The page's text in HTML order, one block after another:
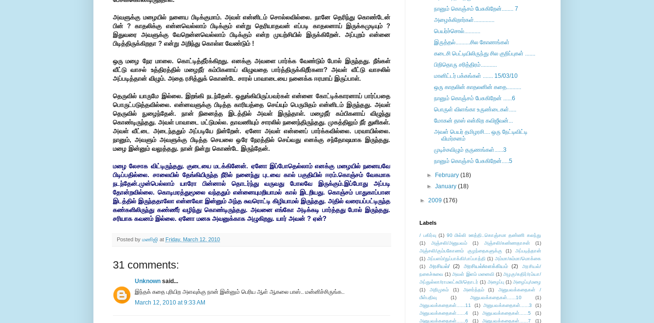
அவளுக்கு மழையில் நனைய பிடிக்குமாம். அவள் என்னிடம் சொல்லவில்லை. நானே தெரிந்து கொண்டேன்
பின் ? காதலிக்கு என்னவெல்லாம் பிடிக்கும் என்று தெரியாதவன் எப்படி காதலனாய் இருக்கமுடியும் ?
இதுவரை அவளுக்கு வேறென்னவெல்லாம் பிடிக்கும் என்ற முயற்சியில் இருக்கிறேன். அப்புறம் என்னை
பிடித்திருக்கிறதா ? என்று அறிந்து கொள்ள வேண்டும் !
ஒரு மழை நேர மாலை. கொட்டித்தீர்க்கிறது. எனக்கு அவளை பார்க்க வேண்டும் போல் இருந்தது. நீங்கள்
வீட்டு வாசல் உத்திரத்தில் மழைநீர் கம்பிகளாய் விழுவதை பார்த்திருக்கிறீர்களா? அவள் வீட்டு வாசலில்
அப்படித்தான் விழும். அதை ரசித்துக் கொண்டே சாரல் பாவாடையை நனைக்க ஈரமாய் இருப்பாள்.
தெருவில் யாருமே இல்லை. இறங்கி நடந்தேன். ஒதுங்கியிருப்பவர்கள் என்னை கோட்டிக்காரனாய் பார்ப்பதை
பொருட்படுத்தவில்லை. என்னவளுக்கு பிடித்த காரியத்தை செய்யும் பெருமிதம் என்னிடம் இருந்தது. அவள்
தெருவில் நுழைந்தேன். நான் நினைத்த இடத்தில் அவள் இருந்தாள். மழைநீர் கம்பிகளாய் விழுந்து
கொண்டிருந்தது. அவள் பாவாடை மட்டுமல்ல. தாவணியும் சாரலில் நனைந்திருந்தது. முகத்திலும் நீர் துளிகள்.
அவள் வீட்டை அடைந்ததும் அப்படியே நின்றேன். ஏனோ அவள் என்னைப் பார்க்கவில்லை. பரவாயில்லை.
நானும், அவளும் அவளுக்கு பிடித்த செயலை ஒரே நேரத்தில் செய்வது எனக்கு சந்தோஷமாக இருந்தது.
மழை இன்னும் வலுத்தது. நான் நின்று கொண்டே இருந்தேன்.
மழை லேசாக விட்டிருந்தது. குடையை மடக்கினேன். ஏனோ இப்போதெல்லாம் எனக்கு மழையில் நனையவே
பிடிப்பதில்லை. சாலையில் தேங்கியிருந்த நீரில் நனைந்து புடவை கால் பகுதியில் ஈரம்.கொஞ்சம் வேகமாக
நடந்தேன்.முன்பெல்லாம் யாரோ பின்னால் தொடர்ந்து வருவது போலவே இருக்கும்.இப்போது அப்படி
தோன்றவில்லை. கொடிமரத்துமூலை வந்ததும் என்னையுமறியாமல் கால் இடறியது. கொஞ்சம் பாதுகாப்பான
இடத்தில் இருந்ததாலோ என்னவோ இன்னும் அந்த சுவரொட்டி கிழியாமல் இருந்தது. அதில் வரையப்பட்டிருந்த
கண்களிலிருந்து கண்ணீர் வழிந்து கொண்டிருந்தது. அவனை எங்கோ அடிக்கடி பார்த்தது போல் இருந்தது.
சரியாக கவனம் இல்லை. ஏனோ மனசு அவனுக்காக அழுகிறது. யார் அவன் ? ஏன்?
Posted by மணிஜி at Friday, March 12, 2010
31 comments:
Unknown said...
இந்தக் கதை புரியிற அளவுக்கு நான் இன்னும் பெரிய ஆள் ஆகலை பாஸ்.. மன்னிச்சிருங்க..
March 12, 2010 at 9:33 AM
நானும் கொஞ்சம் பேசுகிறேன்........ 7
அழைக்கிறார்கள்..............
பெயர்ச்சொல்...........
இருத்தல்..........சில கோணங்கள்
கடைசி பெட்டியிலிருந்து சில குறிப்புகள் .......
பிறிதொரு சரித்திரம்...........
மானிட்டர் பக்கங்கள் ....... 15/03/10
ஒரு காதலின் காதலனின் கதை..........
நானும் கொஞ்சம் பேசுகிறேன் ......6
பொருள் விளங்கா உருண்டைகள்.....
மோகன் தாஸ் என்கிற கவிஜீவன்...
அவள் பெயர் தமிழரசி.... ஒரு நேட்டிவிட்டி
விமர்சனம்
முடிச்சவிழும் தருணங்கள்......3
நானும் கொஞ்சம் பேசுகிறேன்.....5
► February(18)
►January(18)
► 2009 (176)
Labels
/ பகிர்வு (1) 90 மில்லி ஊத்தி..கொஞ்சமா தண்ணி கலந்து
(1)
அஞ்சலி/அனுபவம் (1) அஞ்சலி/கண்ணதாசன்
(1)
அஞ்சலி/கும்பகோணம் குழந்தைகளுக்கு
(1)
அப்படித்தான்
(1) அப்பளம்/துப்பாக்கி/பாப்பாத்தி (1) அம்மா/சும்மா/மொக்கை
(1)
அரசியல்/ (2) அரசியல்/எளக்கியம் (2)
அரசியல்/
நகைச்சுவை (1) அவள் இளம் மனைவி (1) அழகு/கதிர்/ரம்யா/
அப்துல்லா/ராமலட்சுமி/தொடர் (1) அழைப்பு (1) அழைப்பு/மழை
(1)
அறிமுகம் (1) அனர்த்தம் (1)
அனுபவக்கதைகள் /
மீள்பதிவு
(1) அனுபவக்கதைகள்......10
(1)
அனுபவக்கதைகள்......11
(1) அனுபவக்கதைகள்......3
(1)
அனுபவக்கதைகள்......4
(1) அனுபவக்கதைகள்......5
(1)
அனுபவக்கதைகள்......6
(1) அனுபவக்கதைகள்......7
(1)